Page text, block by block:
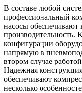
В составе любой
профессиональный
насосы обеспечивают
производительность.
конфигурации
напрямую в
втором случае
Надежная
обеспечивают
несколько